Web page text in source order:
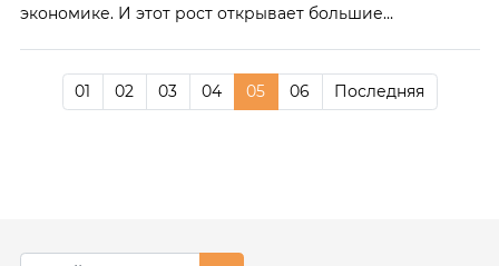
экономике. И этот рост открывает большие
«Северсталь-ЦЕС». Таймкоды: 00:05 — об итогах
уходящего года — 2020 год проверил нас на
01 02 03 04 05 06 Последняя